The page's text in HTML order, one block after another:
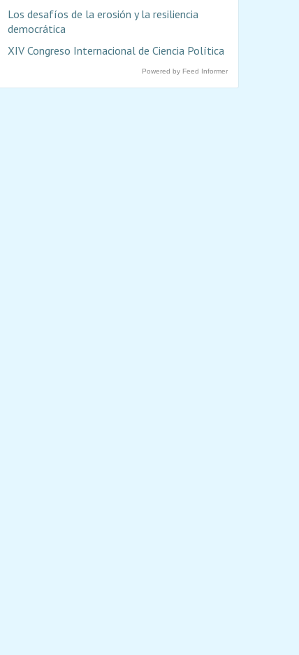
Los desafíos de la erosión y la resiliencia
democrática
XIV Congreso Internacional de Ciencia Política
Powered by Feed Informer